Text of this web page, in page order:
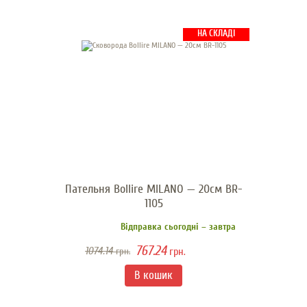
НА СКЛАДІ
Пательня Bollire MILANO — 20см BR-
1105
Відправка сьогодні – завтра
1074.14грн. 767.24грн.